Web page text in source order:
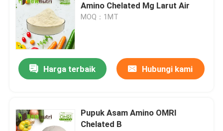
Tentang kita
Amino Chelated Mg Larut Air
MOQ：1MT
Harga terbaik Hubungi kami
Pupuk Asam Amino OMRI
Chelated B